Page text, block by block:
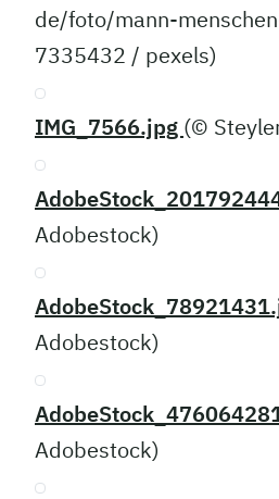
de/foto/mann-
7335432 / pexels)
IMG_7566.jpg (©
Adobestock)
Adobestock)
Adobestock)